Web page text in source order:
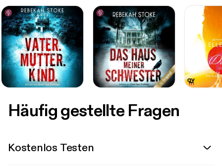
Häufig gestellte Fragen
Kostenlos Testen